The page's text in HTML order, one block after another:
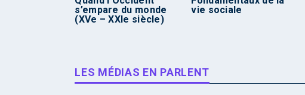
s’empare du monde
(XVe – XXIe siècle)
vie sociale
LES MÉDIAS EN PARLENT